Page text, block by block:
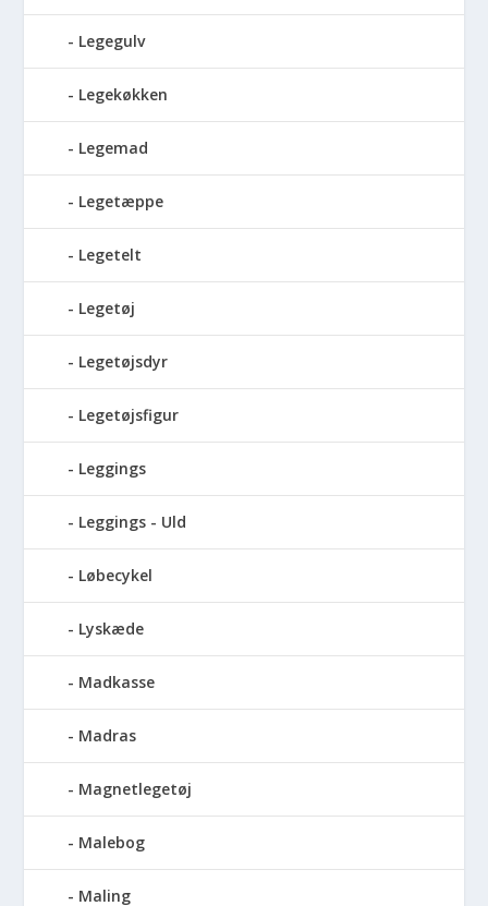
Legegulv
Legekøkken
Legemad
Legetæppe
Legetelt
Legetøj
Legetøjsdyr
Legetøjsfigur
Leggings
Leggings - Uld
Løbecykel
Lyskæde
Madkasse
Madras
Magnetlegetøj
Malebog
Maling